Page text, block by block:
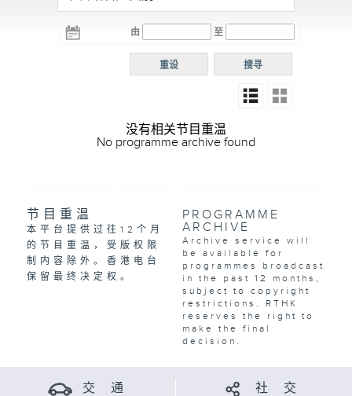
电台 电台
R5
电台
普通
由 至
搜寻
重设
没有相关节目重温
No programme archive found
节目重温
本平台提供过往12个月
的节目重温，受版权限
制内容除外。香港电台
保留最终决定权。
PROGRAMME
ARCHIVE
Archive service will
be available for
programmes broadcast
in the past 12 months,
subject to copyright
restrictions. RTHK
reserves the right to
make the final
decision.
交 通 社 交